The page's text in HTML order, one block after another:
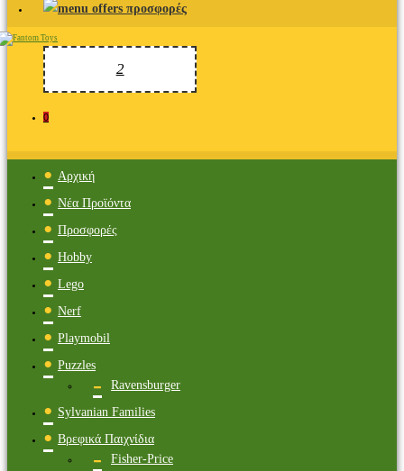
προσφορές
0
Αρχική
Νέα Προϊόντα
Προσφορές
Hobby
Lego
Nerf
Playmobil
Puzzles
Ravensburger
Sylvanian Families
Βρεφικά Παιχνίδια
Fisher-Price